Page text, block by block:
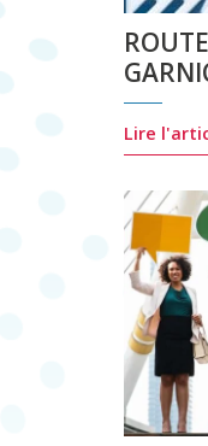
Lire